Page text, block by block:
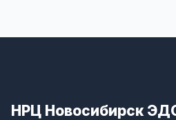
НРЦ Новосибирск